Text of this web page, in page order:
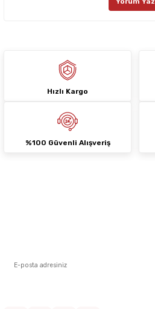
Ürün fiyatı diğer sitelerden daha pahalı.
Hızlı Kargo
%100 Güvenli Alışveriş